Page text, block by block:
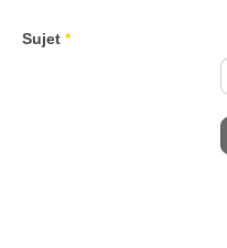
Sujet *